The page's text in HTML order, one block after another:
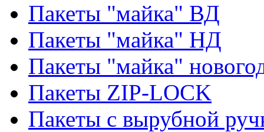
Пакеты "майка" ВД
Пакеты "майка" НД
Пакеты "майка"
Пакеты ZIP-LOCK
Пакеты с вырубной